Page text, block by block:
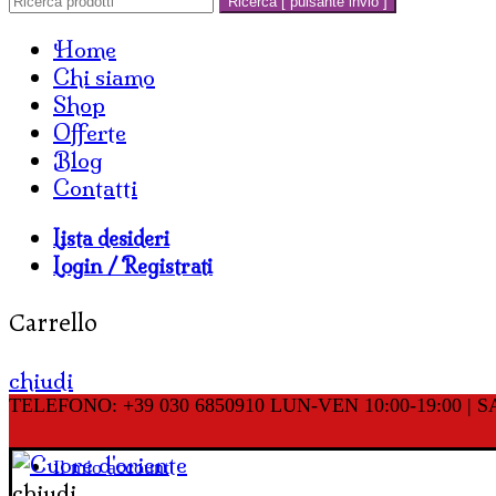
Home
Chi siamo
Shop
Offerte
Blog
Contatti
Lista desideri
Login / Registrati
Carrello
chiudi
TELEFONO: +39 030 6850910 LUN-VEN 10:00-19:00 |
Il mio account